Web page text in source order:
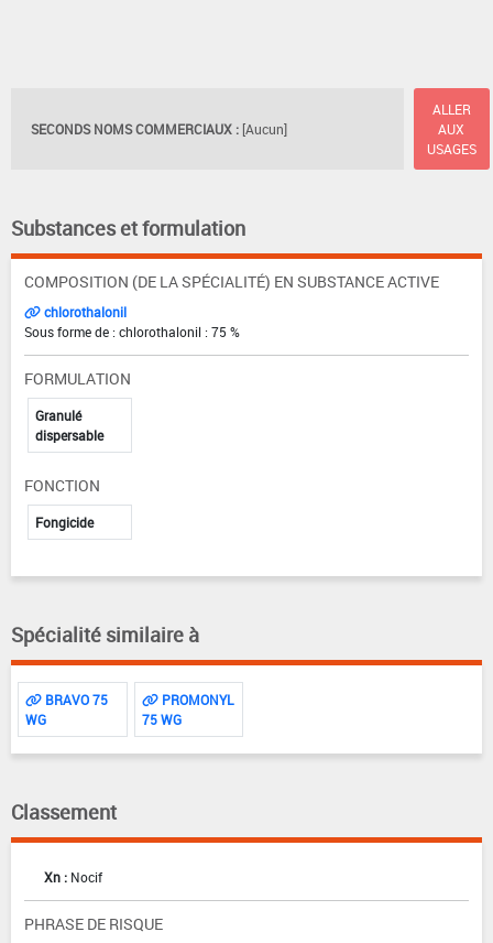
SECONDS NOMS COMMERCIAUX : [Aucun]
ALLER
AUX
USAGES
Substances et formulation
COMPOSITION (DE LA SPÉCIALITÉ) EN SUBSTANCE ACTIVE
chlorothalonil
Sous forme de : chlorothalonil : 75 %
FORMULATION
Granulé
dispersable
FONCTION
Fongicide
Spécialité similaire à
BRAVO 75
WG
PROMONYL
75 WG
Classement
Xn : Nocif
PHRASE DE RISQUE